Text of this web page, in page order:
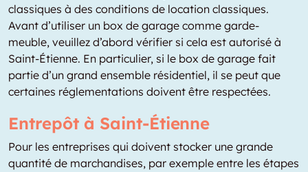
classiques à des conditions de location classiques.
Avant d’utiliser un box de garage comme garde-
meuble, veuillez d’abord vérifier si cela est autorisé à
Saint-Étienne. En particulier, si le box de garage fait
partie d’un grand ensemble résidentiel, il se peut que
certaines réglementations doivent être respectées.
Entrepôt à Saint-Étienne
Pour les entreprises qui doivent stocker une grande
quantité de marchandises, par exemple entre les étapes